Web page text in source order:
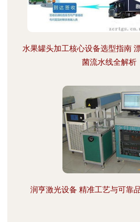
水果罐头加工核心设备选型指南
菌流水线全解析
润亨激光设备 精准工艺与可靠